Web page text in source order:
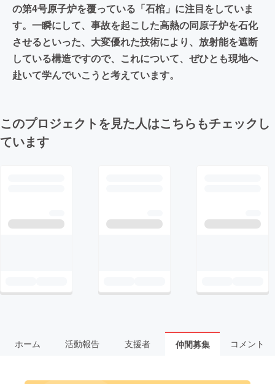
の第4号原子炉を覆っている「石棺」に注目をしていま
す。一瞬にして、事故を起こした高熱の同原子炉を石化
させるといった、大変優れた技術により、放射能を遮断
している構造ですので、これについて、ぜひとも現地へ
赴いて学んでいこうと考えています。
このプロジェクトを見た人はこちらもチェックし
ています
ホーム 活動報告 支援者 仲間募集 コメント